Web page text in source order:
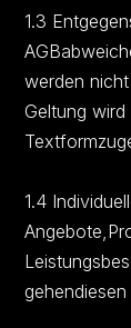
1.3
werden
Geltung
1.4